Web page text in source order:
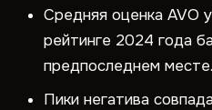
Средняя оценка AVO
рейтинге 2024 года
предпоследнем месте.
Пики негатива